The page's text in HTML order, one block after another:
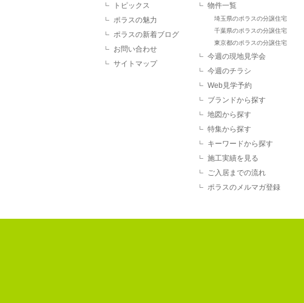
トピックス
ポラスの魅力
ポラスの新着ブログ
お問い合わせ
サイトマップ
物件一覧
埼玉県のポラスの分譲住宅
千葉県のポラスの分譲住宅
東京都のポラスの分譲住宅
今週の現地見学会
今週のチラシ
Web見学予約
ブランドから探す
地図から探す
特集から探す
キーワードから探す
施工実績を見る
ご入居までの流れ
ポラスのメルマガ登録